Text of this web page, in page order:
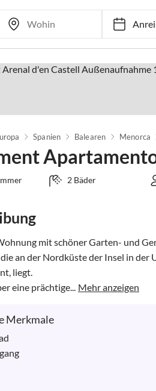
Spanien Balearen Menorca
2 Bäder
mit schöner Garten- und
an der Nordküste der Insel in der
liegt.
eine prächtige... Mehr anzeigen
Merkmale